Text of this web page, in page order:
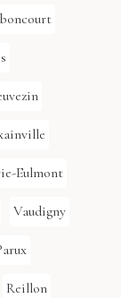
Eulmont
Vaudigny
Reillon